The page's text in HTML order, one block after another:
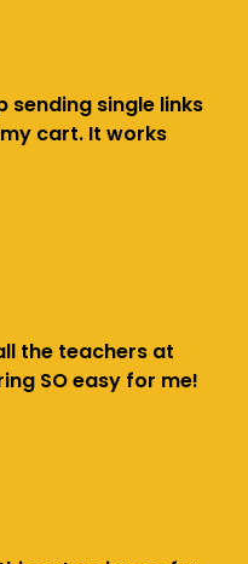
sending single links
cart. It works
the teachers at
SO easy for me!